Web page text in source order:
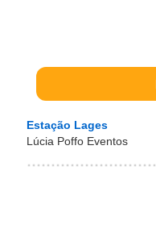
Estação Lages
Lúcia Poffo Eventos